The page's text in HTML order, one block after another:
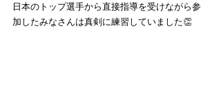
日本のトップ選手から直接指導を受けながら参
加したみなさんは真剣に練習していました👏